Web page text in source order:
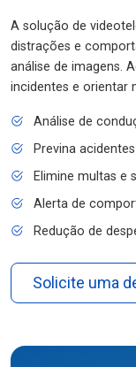
A solução de
distrações e
análise de imagens.
incidentes e orientar
Análise de
Previna acidentes
Elimine multas e
Alerta de
Redução de
Solicite uma